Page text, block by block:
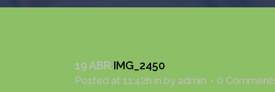
19 ABR IMG_2450
Posted at 11:42h in by admin 0